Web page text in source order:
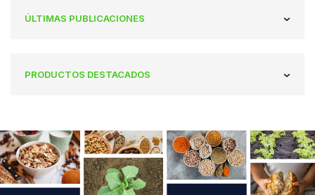
ÚLTIMAS PUBLICACIONES
PRODUCTOS DESTACADOS